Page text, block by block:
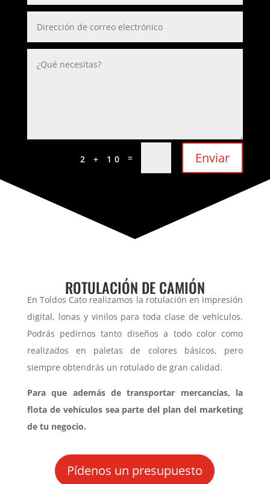
2 + 10 = Enviar
ROTULACIÓN DE CAMIÓN
En Toldos Cato realizamos la rotulación en impresión
digital, lonas y vinilos para toda clase de vehículos.
Podrás pedirnos tanto diseños a todo color como
realizados en paletas de colores básicos, pero
siempre obtendrás un rotulado de gran calidad.
Para que además de transportar mercancías, la
flota de vehículos sea parte del plan del marketing
de tu negocio.
Pídenos un presupuesto